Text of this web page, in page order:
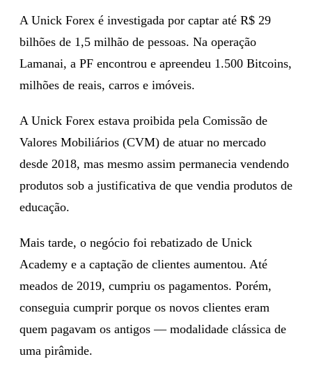
A Unick Forex é investigada por captar até R$ 29
bilhões de 1,5 milhão de pessoas. Na operação
Lamanai, a PF encontrou e apreendeu 1.500 Bitcoins,
milhões de reais, carros e imóveis.
A Unick Forex estava proibida pela Comissão de
Valores Mobiliários (CVM) de atuar no mercado
desde 2018, mas mesmo assim permanecia vendendo
produtos sob a justificativa de que vendia produtos de
educação.
Mais tarde, o negócio foi rebatizado de Unick
Academy e a captação de clientes aumentou. Até
meados de 2019, cumpriu os pagamentos. Porém,
conseguia cumprir porque os novos clientes eram
quem pagavam os antigos — modalidade clássica de
uma pirâmide.